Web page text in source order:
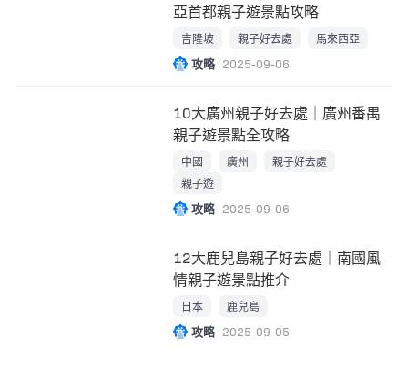
亞首都親子遊景點攻略
吉隆坡 親子好去處 馬來西亞
攻略 2025-09-06
10大廣州親子好去處｜廣州番禺
親子遊景點全攻略
中國 廣州
親子好去處
親子遊
攻略 2025-09-06
12大鹿兒島親子好去處｜南國風
情親子遊景點推介
日本 鹿兒島
攻略 2025-09-05